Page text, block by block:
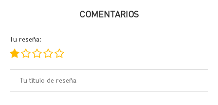
COMENTARIOS
Tu reseña: